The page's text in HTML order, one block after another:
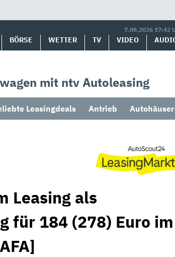
7.08.2026 17:42
BÖRSE WETTER TV VIDEO
mit ntv Autoleasing
Leasingdeals Antrieb Autohäuser
Leasing als
für 184 (278) Euro im